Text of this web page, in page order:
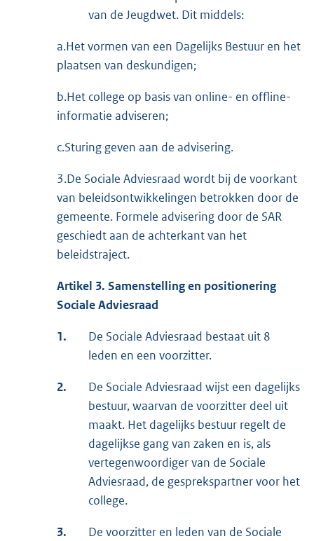
van de Jeugdwet. Dit middels:
a.Het vormen van een Dagelijks Bestuur en het
plaatsen van deskundigen;
b.Het college op basis van online- en offline-
informatie adviseren;
c.Sturing geven aan de advisering.
3.De Sociale Adviesraad wordt bij de voorkant
van beleidsontwikkelingen betrokken door de
gemeente. Formele advisering door de SAR
geschiedt aan de achterkant van het
beleidstraject.
Artikel 3. Samenstellingen positionering
Sociale Adviesraad
1.
De Sociale Adviesraad bestaat uit 8
leden en een voorzitter.
2.
De Sociale Adviesraad wijst een dagelijks
bestuur, waarvan de voorzitter deel uit
maakt. Het dagelijks bestuur regelt de
dagelijkse gang van zaken en is, als
vertegenwoordiger van de Sociale
Adviesraad, de gesprekspartner voor het
college.
3.
De voorzitter en leden van de Sociale